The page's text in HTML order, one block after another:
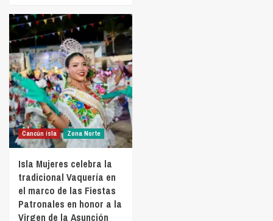
Cancún isla Zona Norte
Isla Mujeres celebra la
tradicional Vaquería en
el marco de las Fiestas
Patronales en honor a la
Virgen de la Asunción